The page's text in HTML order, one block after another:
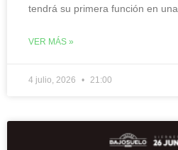
tendrá su primera función en una
VER MÁS »
4 julio, 2026 21:00